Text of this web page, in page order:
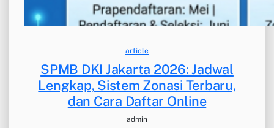
article
SPMB DKI Jakarta 2026: Jadwal
Lengkap, Sistem Zonasi Terbaru,
dan Cara Daftar Online
admin